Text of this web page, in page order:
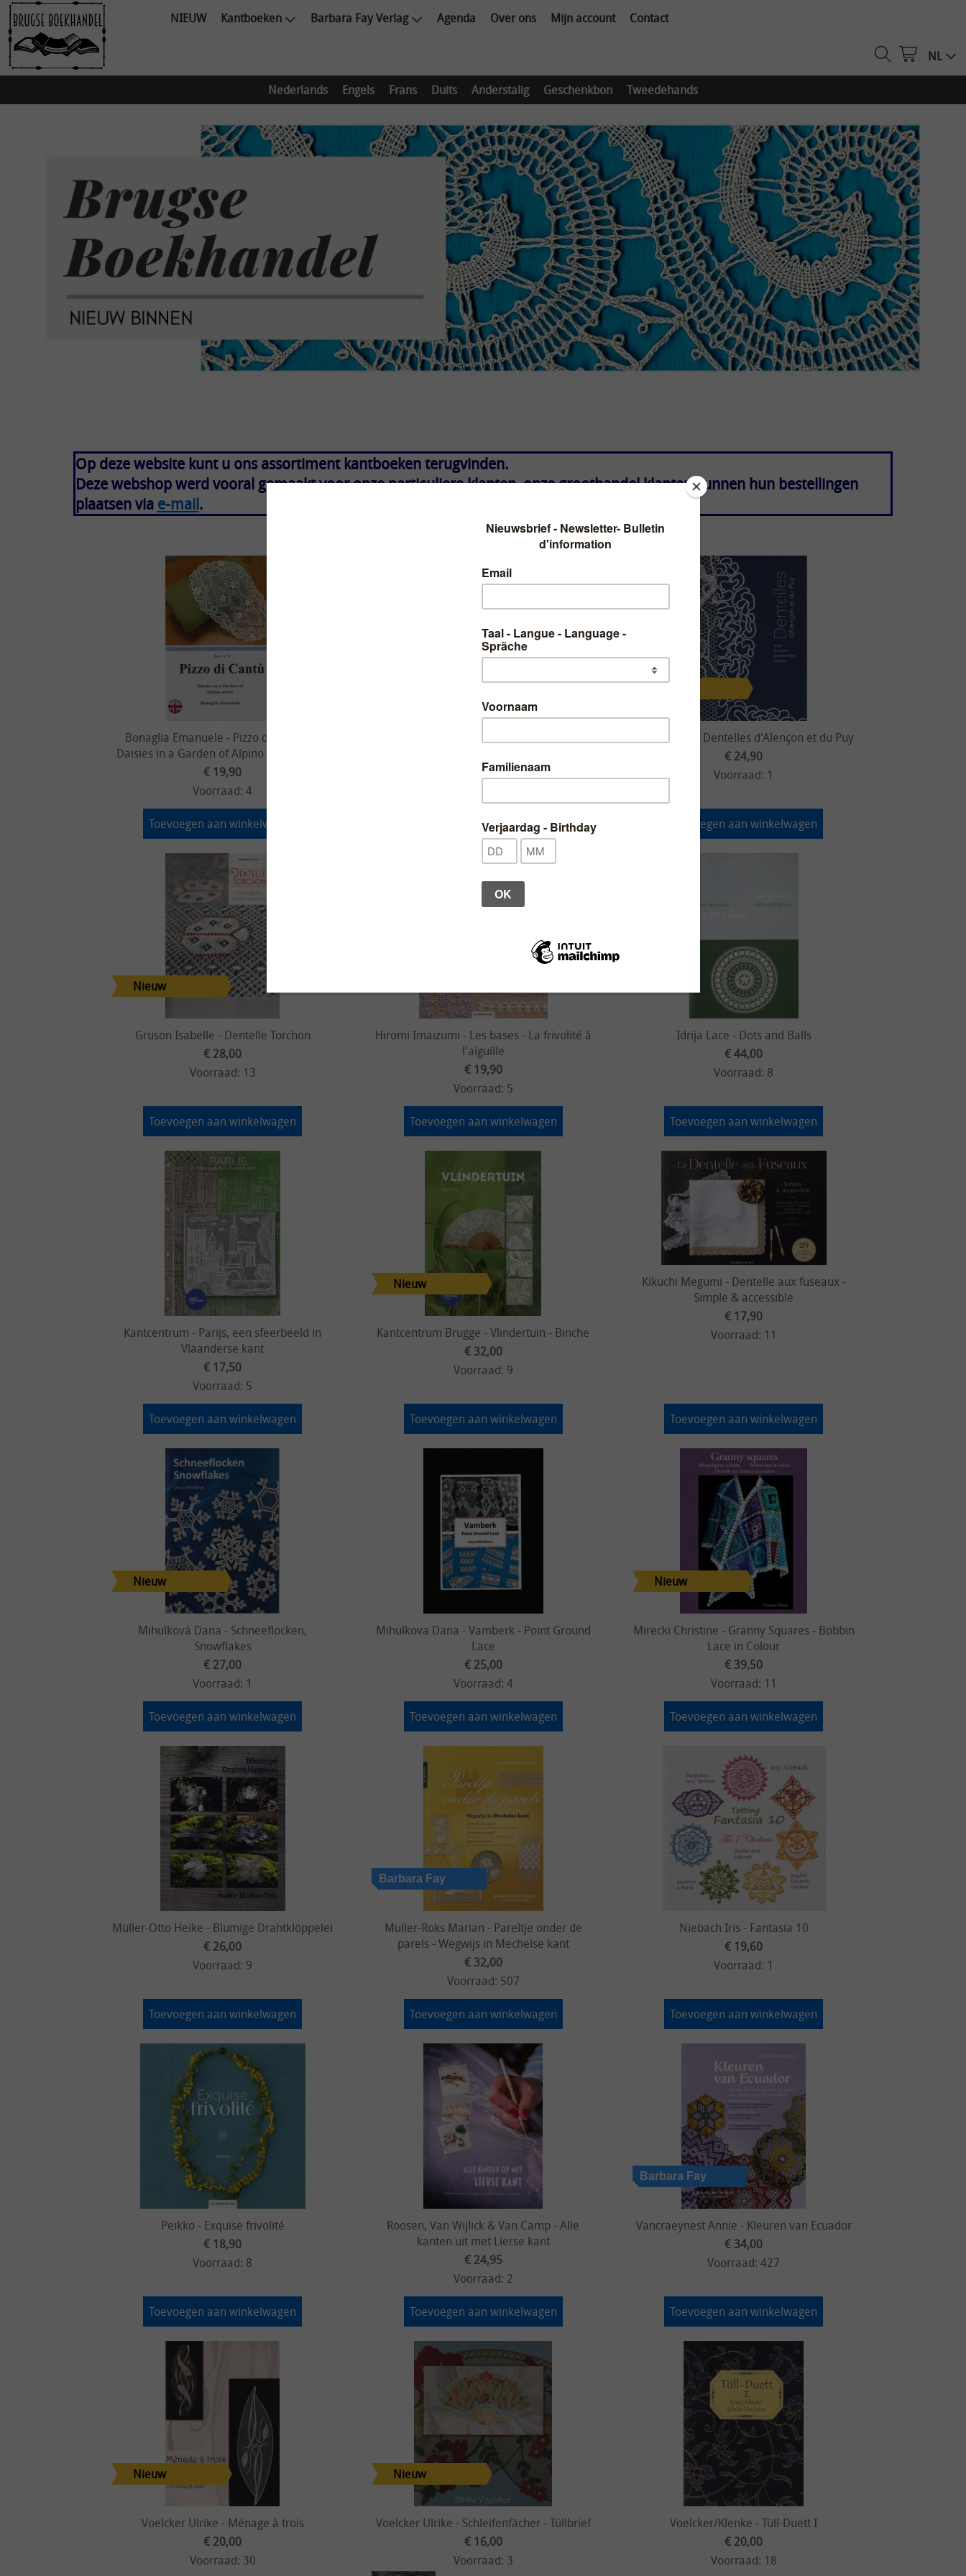
NIEUW Kantboeken Barbara Fay Verlag Agenda Over ons Mijn account Contact
NL
Nederlands Engels Frans Duits Anderstalig Geschenkbon Tweedehands
Op deze website kunt u ons assortiment kantboeken terugvinden.
Deze webshop werd vooral gemaakt voor onze particuliere klanten, onze groothandel klanten kunnen hun bestellingen
plaatsen via e-mail.
Bonaglia Emanuele - Pizzo di Cantù 06
Daisies in a Garden of Alpino stitch - 2024
€ 19,90
Voorraad: 4
Toevoegen aan winkelwagen
Uitverkocht
Bril Damien - Dentelles d'Alençon et du Puy
€ 24,90
Voorraad: 1
Toevoegen aan winkelwagen
Gruson Isabelle - Dentelle Torchon
€ 28,00
Voorraad: 13
Toevoegen aan winkelwagen
Hiromi Imaizumi - Les bases - La frivolité à
l'aiguille
€ 19,90
Voorraad: 5
Toevoegen aan winkelwagen
Idrija Lace - Dots and Balls
€ 44,00
Voorraad: 8
Toevoegen aan winkelwagen
Kantcentrum - Parijs, een sfeerbeeld in
Vlaanderse kant
€ 17,50
Voorraad: 5
Toevoegen aan winkelwagen
Kantcentrum Brugge - Vlindertuin - Binche
€ 32,00
Voorraad: 9
Toevoegen aan winkelwagen
Kikuchi Megumi - Dentelle aux fuseaux -
Simple & accessible
€ 17,90
Voorraad: 11
Toevoegen aan winkelwagen
Mihulková Dana - Schneeflocken,
Snowflakes
€ 27,00
Voorraad: 1
Toevoegen aan winkelwagen
Mihulkova Dana - Vamberk - Point Ground
Lace
€ 25,00
Voorraad: 4
Toevoegen aan winkelwagen
Mirecki Christine - Granny Squares - Bobbin
Lace in Colour
€ 39,50
Voorraad: 11
Toevoegen aan winkelwagen
Müller-Otto Heike - Blumige Drahtklöppelei
€ 26,00
Voorraad: 9
Toevoegen aan winkelwagen
Muller-Roks Marian - Pareltje onder de
parels - Wegwijs in Mechelse kant
€ 32,00
Voorraad: 507
Toevoegen aan winkelwagen
Niebach Iris - Fantasia 10
€ 19,60
Voorraad: 1
Toevoegen aan winkelwagen
Peikko - Exquise frivolité
€ 18,90
Voorraad: 8
Toevoegen aan winkelwagen
Roosen, Van Wijlick & Van Camp - Alle
kanten uit met Lierse kant
€ 24,95
Voorraad: 2
Toevoegen aan winkelwagen
Vancraeynest Annie - Kleuren van Ecuador
€ 34,00
Voorraad: 427
Toevoegen aan winkelwagen
Voelcker Ulrike - Ménage à trois
€ 20,00
Voorraad: 30
Voelcker Ulrike - Schleifenfächer - Tüllbrief
€ 16,00
Voorraad: 3
Voelcker/Klenke - Tüll-Duett I
€ 20,00
Voorraad: 18